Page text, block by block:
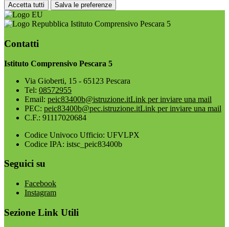
Accetta tutti Salva le preferenze
Istituto Comprensivo Pescara 5
Contatti
Istituto Comprensivo Pescara 5
Via Gioberti, 15 - 65123 Pescara
Tel: 08572955
Email: peic83400b@istruzione.itLink per inviare una mail
PEC: peic83400b@pec.istruzione.itLink per inviare una mail
C.F.: 91117020684
Codice Univoco Ufficio: UFVLPX
Codice IPA: istsc_peic83400b
Seguici su
Facebook
Instagram
Sezione Link Utili